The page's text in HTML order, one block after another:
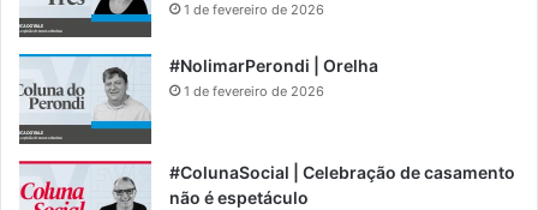
1 de fevereiro de 2026
#NolimarPerondi | Orelha
1 de fevereiro de 2026
#ColunaSocial | Celebração de casamento
não é espetáculo